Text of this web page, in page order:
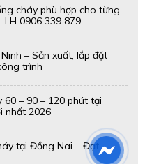
cháy phù hợp cho từng
0906 339 879
– Sản xuất, lắp đặt
trình
– 90 – 120 phút tại
nhất 2026
tại Đồng Nai – Đạt